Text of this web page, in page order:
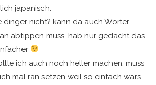
japanisch.
dinger nicht? kann da auch Wörter
abtippen muss, hab nur gedacht das
ich auch noch heller machen, muss
mal ran setzen weil so einfach wars